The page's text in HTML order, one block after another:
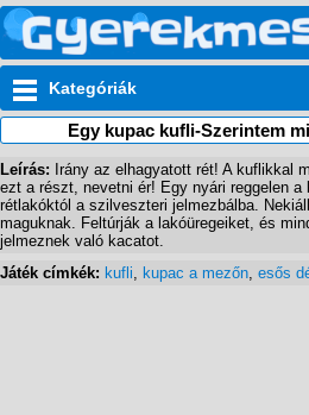
Kategóriák
Egy kupac kufli-Szerintem
Leírás: Irány az elhagyatott rét! A kuflikkal
ezt a részt, nevetni ér! Egy nyári reggelen
rétlakóktól a szilveszteri jelmezbálba.
maguknak. Feltúrják a lakóüregeiket, és
jelmeznek való kacatot.
Játék címkék: kufli, kupac a mezőn, esős